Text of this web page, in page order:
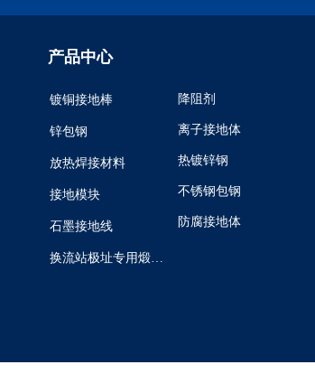
产品中心
镀铜接地棒
锌包钢
放热焊接材料
接地模块
石墨接地线
换流站极址专用煅烧石油焦炭
降阻剂
离子接地体
热镀锌钢
不锈钢包钢
防腐接地体